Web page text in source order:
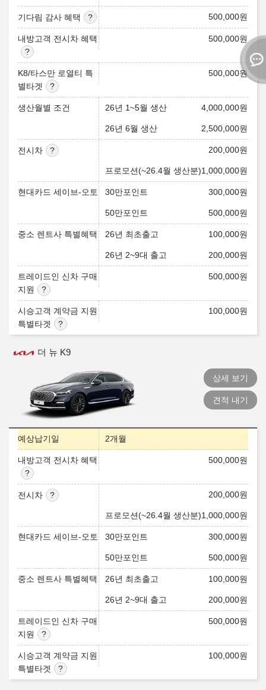
기다림 감사 혜택 500,000원
내방고객 전시차 혜택 500,000원
K8/타스만 로열티 특
별타겟
500,000원
생산월별 조건 26년 1~5월 생산 4,000,000원
26년 6월 생산 2,500,000원
전시차 200,000원
프로모션(~26.4월 생산분)1,000,000원
현대카드 세이브-오토 30만포인트 300,000원
50만포인트 500,000원
중소 렌트사 특별혜택 26년 최초출고 100,000원
26년 2~9대 출고 200,000원
트레이드인 신차 구매
지원
500,000원
시승고객 계약금 지원
특별타겟
100,000원
더 뉴 K9
상세 보기
견적 내기
예상납기일 2개월
내방고객 전시차 혜택 500,000원
전시차 200,000원
프로모션(~26.4월 생산분)1,000,000원
현대카드 세이브-오토 30만포인트 300,000원
50만포인트 500,000원
중소 렌트사 특별혜택 26년 최초출고 100,000원
26년 2~9대 출고 200,000원
트레이드인 신차 구매
지원
500,000원
시승고객 계약금 지원
특별타겟
100,000원